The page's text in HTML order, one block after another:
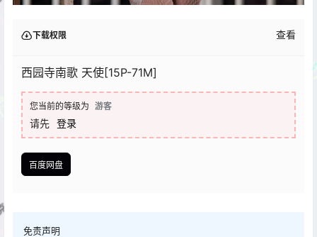
下载权限 查看
西园寺南歌 天使[15P-71M]
您当前的等级为 游客
请先 登录
百度网盘
免责声明